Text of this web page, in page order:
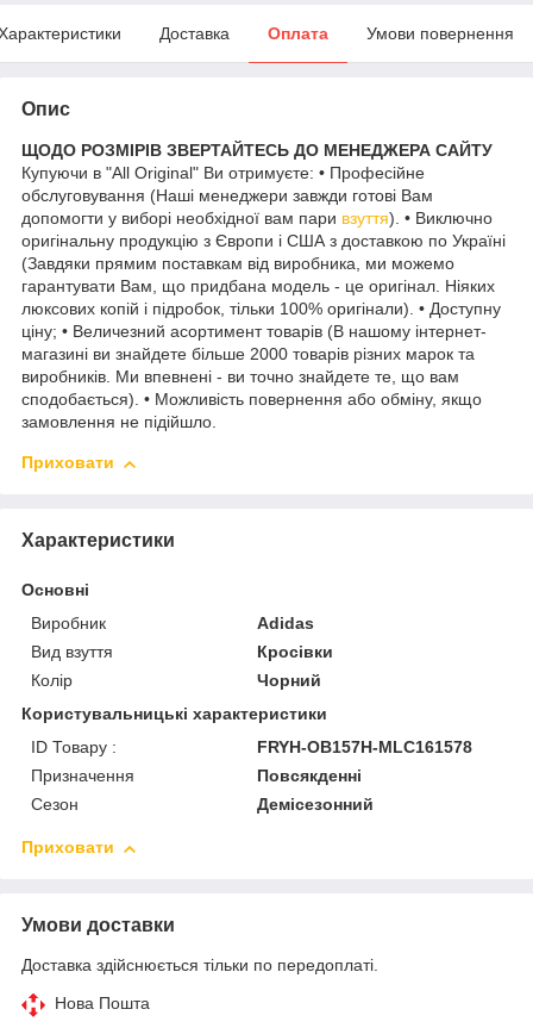
Доставка Оплата Умови повернення
Опис
ЩОДО РОЗМІРІВ ЗВЕРТАЙТЕСЬ ДО МЕНЕДЖЕРА САЙТУ
Купуючи в "All Original" Ви отримуєте: • Професійне
обслуговування (Наші менеджери завжди готові Вам
допомогти у виборі необхідної вам пари взуття). • Виключно
оригінальну продукцію з Європи і США з доставкою по Україні
(Завдяки прямим поставкам від виробника, ми можемо
гарантувати Вам, що придбана модель - це оригінал. Ніяких
люксових копій і підробок, тільки 100% оригінали). • Доступну
ціну; • Величезний асортимент товарів (В нашому інтернет-
магазині ви знайдете більше 2000 товарів різних марок та
виробників. Ми впевнені - ви точно знайдете те, що вам
сподобається). • Можливість повернення або обміну, якщо
замовлення не підійшло.
Приховати
Характеристики
Основні
Виробник
Adidas
Вид взуття
Кросівки
Колір
Чорний
Користувальницькі характеристики
ID Товару :
FRYH-OB157H-MLC161578
Призначення
Повсякденні
Сезон
Демісезонний
Приховати
Умови доставки
Доставка здійснюється тільки по передоплаті.
Нова Пошта